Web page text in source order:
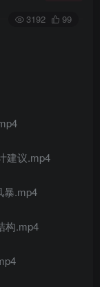
3192 99
建议.mp4
暴.mp4
构.mp4